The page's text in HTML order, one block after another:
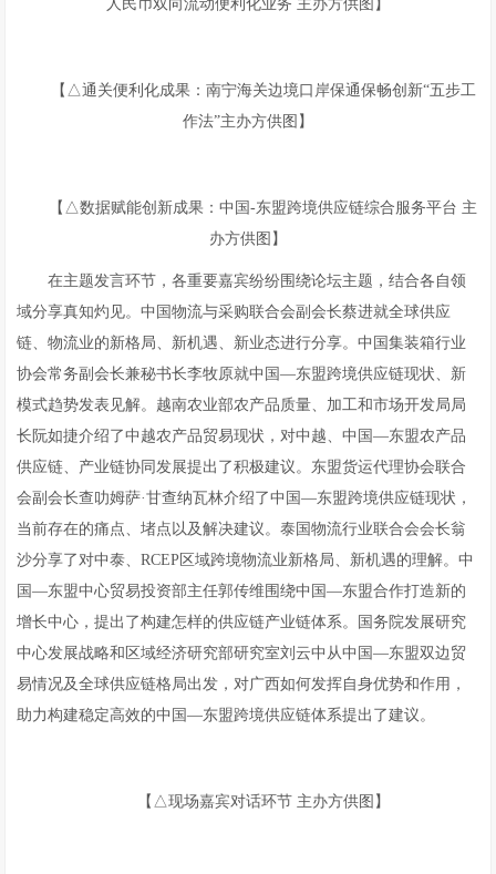
人民币双向流动便利化业务 主办方供图】
【△通关便利化成果：南宁海关边境口岸保通保畅创新“五步工
作法”主办方供图】
【△数据赋能创新成果：中国-东盟跨境供应链综合服务平台 主
办方供图】
在主题发言环节，各重要嘉宾纷纷围绕论坛主题，结合各自领
域分享真知灼见。中国物流与采购联合会副会长蔡进就全球供应
链、物流业的新格局、新机遇、新业态进行分享。中国集装箱行业
协会常务副会长兼秘书长李牧原就中国—东盟跨境供应链现状、新
模式趋势发表见解。越南农业部农产品质量、加工和市场开发局局
长阮如捷介绍了中越农产品贸易现状，对中越、中国—东盟农产品
供应链、产业链协同发展提出了积极建议。东盟货运代理协会联合
会副会长查叻姆萨·甘查纳瓦林介绍了中国—东盟跨境供应链现状，
当前存在的痛点、堵点以及解决建议。泰国物流行业联合会会长翁
沙分享了对中泰、RCEP区域跨境物流业新格局、新机遇的理解。中
国—东盟中心贸易投资部主任郭传维围绕中国—东盟合作打造新的
增长中心，提出了构建怎样的供应链产业链体系。国务院发展研究
中心发展战略和区域经济研究部研究室刘云中从中国—东盟双边贸
易情况及全球供应链格局出发，对广西如何发挥自身优势和作用，
助力构建稳定高效的中国—东盟跨境供应链体系提出了建议。
【△现场嘉宾对话环节 主办方供图】